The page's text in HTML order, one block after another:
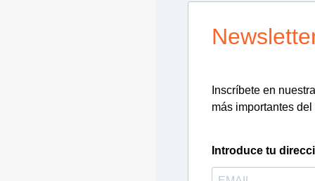
Inscríbete en
más importantes
Introduce tu